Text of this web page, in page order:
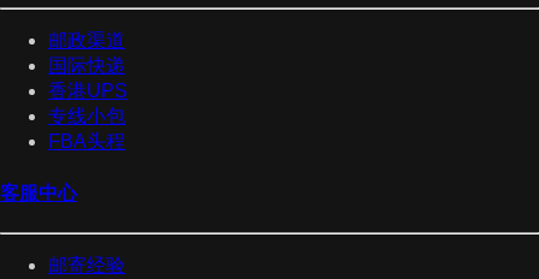
邮政渠道
国际快递
香港UPS
专线小包
FBA头程
客服中心
邮寄经验